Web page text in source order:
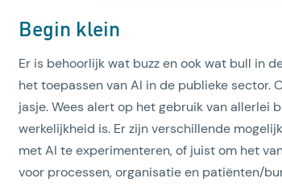
Begin klein
Er is behoorlijk wat buzz en ook wat bull in
het toepassen van AI in de publieke sector.
jasje. Wees alert op het gebruik van allerlei
werkelijkheid is. Er zijn verschillende
met AI te experimenteren, of juist om het
voor processen, organisatie en patiënten/